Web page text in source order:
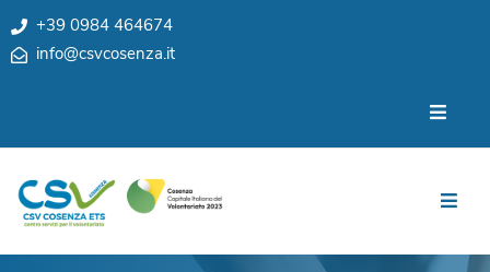
+39 0984 464674
info@csvcosenza.it
Sedi
Team
associazioni
Per
cittadini